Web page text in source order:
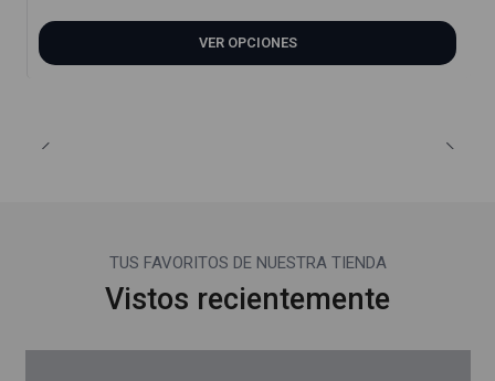
VER OPCIONES
TUS FAVORITOS DE NUESTRA TIENDA
Vistos recientemente